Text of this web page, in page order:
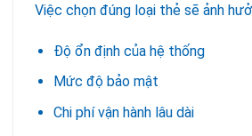
Việc chọn đúng loại thẻ sẽ ảnh
Độ ổn định của hệ thống
Mức độ bảo mật
Chi phí vận hành lâu dài